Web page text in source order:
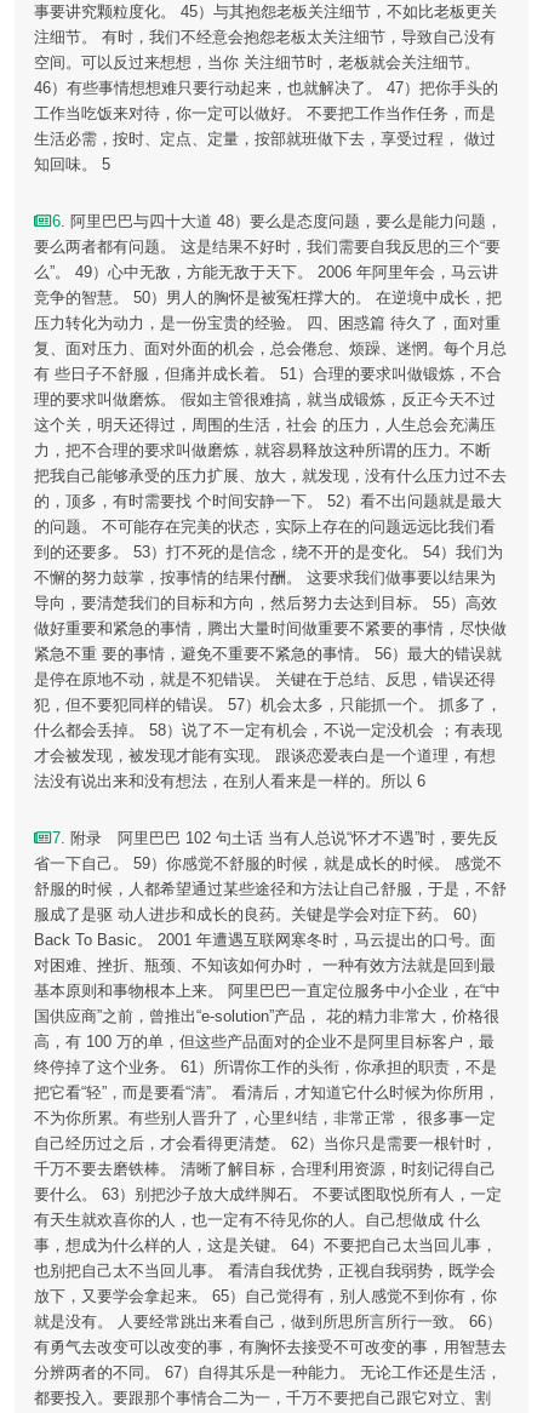
事要讲究颗粒度化。 45）与其抱怨老板关注细节，不如比老板更关
注细节。 有时，我们不经意会抱怨老板太关注细节，导致自己没有
空间。可以反过来想想，当你 关注细节时，老板就会关注细节。
46）有些事情想想难只要行动起来，也就解决了。 47）把你手头的
工作当吃饭来对待，你一定可以做好。 不要把工作当作任务，而是
生活必需，按时、定点、定量，按部就班做下去，享受过程， 做过
知回味。 5
6. 阿里巴巴与四十大道 48）要么是态度问题，要么是能力问题，
要么两者都有问题。 这是结果不好时，我们需要自我反思的三个“要
么”。 49）心中无敌，方能无敌于天下。 2006 年阿里年会，马云讲
竞争的智慧。 50）男人的胸怀是被冤枉撑大的。 在逆境中成长，把
压力转化为动力，是一份宝贵的经验。 四、困惑篇 待久了，面对重
复、面对压力、面对外面的机会，总会倦怠、烦躁、迷惘。每个月总
有 些日子不舒服，但痛并成长着。 51）合理的要求叫做锻炼，不合
理的要求叫做磨炼。 假如主管很难搞，就当成锻炼，反正今天不过
这个关，明天还得过，周围的生活，社会 的压力，人生总会充满压
力，把不合理的要求叫做磨炼，就容易释放这种所谓的压力。不断
把我自己能够承受的压力扩展、放大，就发现，没有什么压力过不去
的，顶多，有时需要找 个时间安静一下。 52）看不出问题就是最大
的问题。 不可能存在完美的状态，实际上存在的问题远远比我们看
到的还要多。 53）打不死的是信念，绕不开的是变化。 54）我们为
不懈的努力鼓掌，按事情的结果付酬。 这要求我们做事要以结果为
导向，要清楚我们的目标和方向，然后努力去达到目标。 55）高效
做好重要和紧急的事情，腾出大量时间做重要不紧要的事情，尽快做
紧急不重 要的事情，避免不重要不紧急的事情。 56）最大的错误就
是停在原地不动，就是不犯错误。 关键在于总结、反思，错误还得
犯，但不要犯同样的错误。 57）机会太多，只能抓一个。 抓多了，
什么都会丢掉。 58）说了不一定有机会，不说一定没机会 ；有表现
才会被发现，被发现才能有实现。 跟谈恋爱表白是一个道理，有想
法没有说出来和没有想法，在别人看来是一样的。所以 6
7. 附录 阿里巴巴 102 句土话 当有人总说“怀才不遇”时，要先反
省一下自己。 59）你感觉不舒服的时候，就是成长的时候。 感觉不
舒服的时候，人都希望通过某些途径和方法让自己舒服，于是，不舒
服成了是驱 动人进步和成长的良药。关键是学会对症下药。 60）
Back To Basic。 2001 年遭遇互联网寒冬时，马云提出的口号。面
对困难、挫折、瓶颈、不知该如何办时， 一种有效方法就是回到最
基本原则和事物根本上来。 阿里巴巴一直定位服务中小企业，在“中
国供应商”之前，曾推出“e-solution”产品， 花的精力非常大，价格很
高，有 100 万的单，但这些产品面对的企业不是阿里目标客户，最
终停掉了这个业务。 61）所谓你工作的头衔，你承担的职责，不是
把它看“轻”，而是要看“清”。 看清后，才知道它什么时候为你所用，
不为你所累。有些别人晋升了，心里纠结，非常正常， 很多事一定
自己经历过之后，才会看得更清楚。 62）当你只是需要一根针时，
千万不要去磨铁棒。 清晰了解目标，合理利用资源，时刻记得自己
要什么。 63）别把沙子放大成绊脚石。 不要试图取悦所有人，一定
有天生就欢喜你的人，也一定有不待见你的人。自己想做成 什么
事，想成为什么样的人，这是关键。 64）不要把自己太当回儿事，
也别把自己太不当回儿事。 看清自我优势，正视自我弱势，既学会
放下，又要学会拿起来。 65）自己觉得有，别人感觉不到你有，你
就是没有。 人要经常跳出来看自己，做到所思所言所行一致。 66）
有勇气去改变可以改变的事，有胸怀去接受不可改变的事，用智慧去
分辨两者的不同。 67）自得其乐是一种能力。 无论工作还是生活，
都要投入。要跟那个事情合二为一，千万不要把自己跟它对立、割